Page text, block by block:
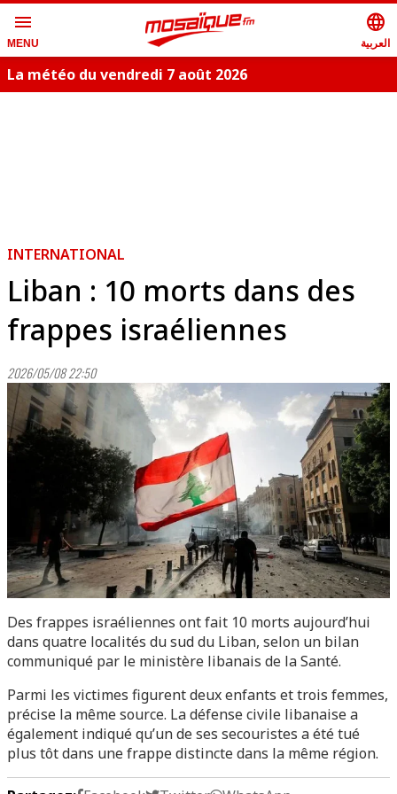
menu
MENU
language
العربية
La météo du vendredi 7 août 2026
INTERNATIONAL
Liban : 10 morts dans des
frappes israéliennes
2026/05/08 22:50
Des frappes israéliennes ont fait 10 morts aujourd’hui
dans quatre localités du sud du Liban, selon un bilan
communiqué par le ministère libanais de la Santé.
Parmi les victimes figurent deux enfants et trois femmes,
précise la même source. La défense civile libanaise a
également indiqué qu’un de ses secouristes a été tué
plus tôt dans une frappe distincte dans la même région.